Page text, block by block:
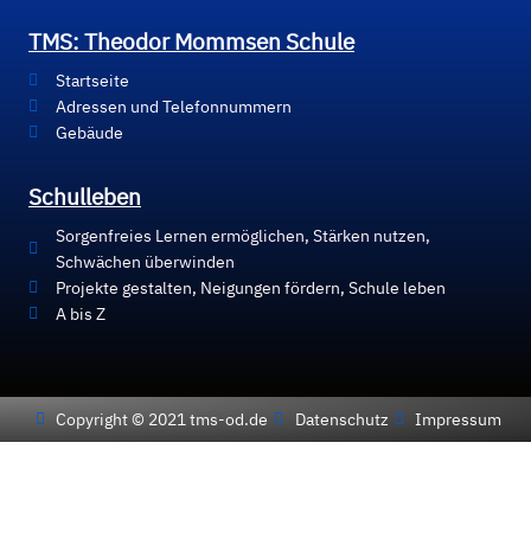
TMS: Theodor Mommsen Schule
Startseite
Adressen und Telefonnummern
Gebäude
Schulleben
Sorgenfreies Lernen ermöglichen, Stärken nutzen,
Schwächen überwinden
Projekte gestalten, Neigungen fördern, Schule leben
A bis Z
Copyright © 2021 tms-od.de Datenschutz Impressum